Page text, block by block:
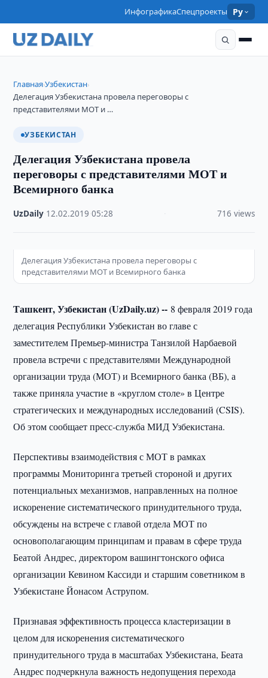
ИнфографикаСпецпроекты Ру
Главная›Узбекистан›
Делегация Узбекистана провела переговоры с
представителями МОТ и …
УЗБЕКИСТАН
Делегация Узбекистана провела
переговоры с представителями МОТ и
Всемирного банка
UzDaily 12.02.2019 ·05:28 716 views
Делегация Узбекистана провела переговоры с
представителями МОТ и Всемирного банка
Ташкент, Узбекистан (UzDaily.uz) -- 8 февраля 2019 года
делегация Республики Узбекистан во главе с
заместителем Премьер-министра Танзилой Нарбаевой
провела встречи с представителями Международной
организации труда (МОТ) и Всемирного банка (ВБ), а
также приняла участие в «круглом столе» в Центре
стратегических и международных исследований (CSIS).
Об этом сообщает пресс-служба МИД Узбекистана.
Перспективы взаимодействия с МОТ в рамках
программы Мониторинга третьей стороной и других
потенциальных механизмов, направленных на полное
искоренение систематического принудительного труда,
обсуждены на встрече с главой отдела МОТ по
основополагающим принципам и правам в сфере труда
Беатой Андрес, директором вашингтонского офиса
организации Кевином Кассиди и старшим советником в
Узбекистане Йонасом Аструпом.
Признавая эффективность процесса кластеризации в
целом для искоренения систематического
принудительного труда в масштабах Узбекистана, Беата
Андрес подчеркнула важность недопущения перехода